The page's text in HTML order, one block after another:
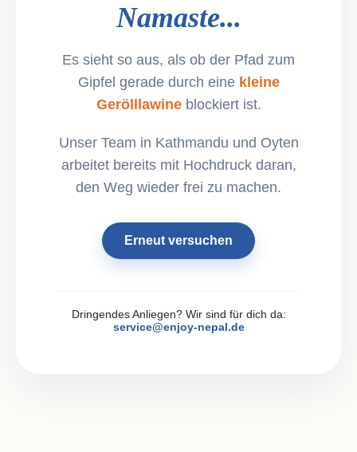
Namaste...
Es sieht so aus, als ob der Pfad zum
Gipfel gerade durch eine kleine
Gerölllawineblockiert ist.
Unser Team in Kathmandu und Oyten
arbeitet bereits mit Hochdruck daran,
den Weg wieder frei zu machen.
Erneut versuchen
Dringendes Anliegen? Wir sind für dich da:
service@enjoy-nepal.de